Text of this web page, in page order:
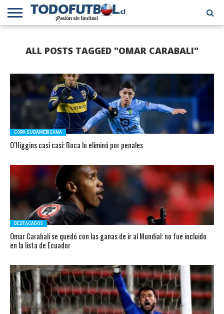
CHILENA
EN EL
MUNDO
INTERNACIONAL
ALL POSTS TAGGED "OMAR CARABALI"
COPA SUDAMERICANA
O’Higgins casi casi: Boca lo eliminó por penales
DESTACADOS
Omar Carabalí se quedó con las ganas de ir al Mundial: no fue incluido
en la lista de Ecuador